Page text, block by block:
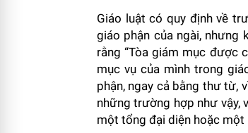
Giáo luật có quy định về
giáo phận của ngài, nhưng
rằng “Tòa giám mục được
mục vụ của mình trong
phận, ngay cả bằng thư từ,
những trường hợp như vậy,
một tổng đại diện hoặc một